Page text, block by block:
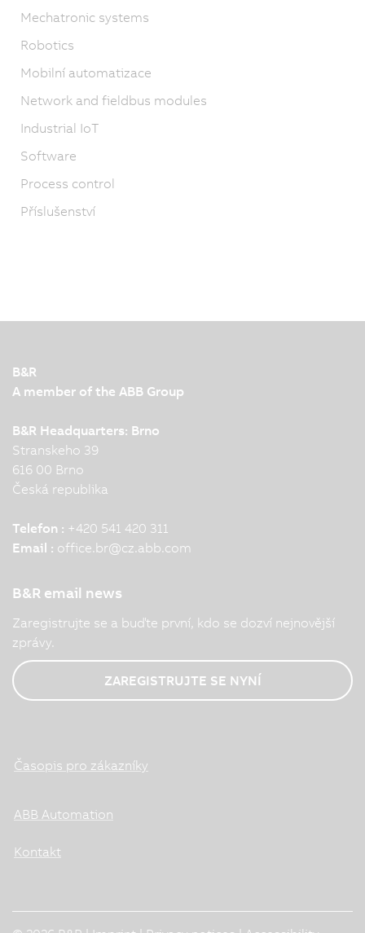
Mechatronic systems
Robotics
Mobilní automatizace
Network and fieldbus modules
Industrial IoT
Software
Process control
Příslušenství
B&R
A member of the ABB Group
B&R Headquarters: Brno
Stranskeho 39
616 00 Brno
Česká republika
Telefon : +420 541 420 311
Email : office.br@cz.abb.com
B&R email news
Zaregistrujte se a buďte první, kdo se dozví nejnovější
zprávy.
ZAREGISTRUJTE SE NYNÍ
Časopis pro zákazníky
ABB Automation
Kontakt